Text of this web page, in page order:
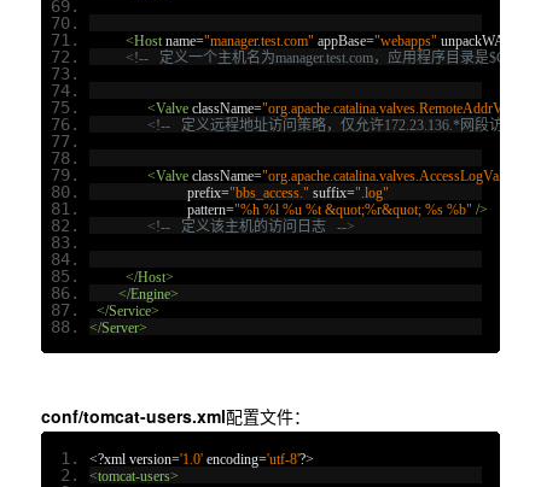
<Host name="manager.test.com" appBase="webapps" unpackWARs
<!--   定义一个主机名为manager.test.com，应用程序目录是
<Valve className="org.apache.catalina.valves.RemoteAddrValve"
<!--   定义远程地址访问策略，仅允许172.23.136.*网段访问
<Valve className="org.apache.catalina.valves.AccessLogValve"
prefix="bbs_access." suffix=".log"
pattern="%h %l %u %t &quot;%r&quot; %s %b" />
<!--   定义该主机的访问日志   -->
</Host>
</Engine>
</Service>
</Server>
conf/tomcat-users.xml配置文件：
<?xml version='1.0' encoding='utf-8'?>
<tomcat-users>